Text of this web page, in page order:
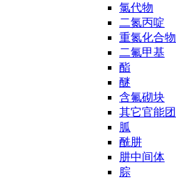
氯代物
二氮丙啶
重氮化合物
二氟甲基
酯
醚
含氟砌块
其它官能团
胍
酰肼
肼中间体
腙